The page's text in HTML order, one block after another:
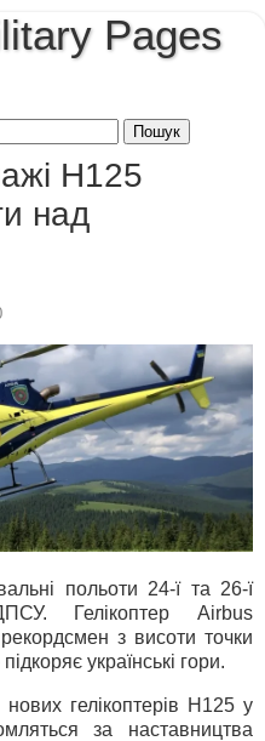
Pages
Н125
над
польоти 24-ї та 26-ї
Гелікоптер Airbus
з висоти точки
українські гори.
гелікоптерів Н125 у
за наставництва